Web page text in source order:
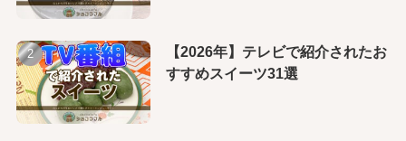
【2026年】テレビで紹介されたお
すすめスイーツ31選